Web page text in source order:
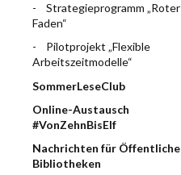
Strategieprogramm „Roter
Faden“
Pilotprojekt „Flexible
Arbeitszeitmodelle“
SommerLeseClub
Online-Austausch
#VonZehnBisElf
Nachrichten für Öffentliche
Bibliotheken